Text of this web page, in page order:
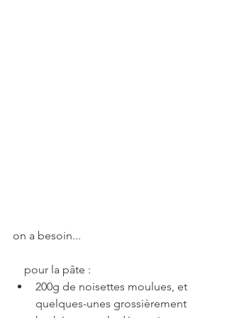
on a besoin...
    pour la pâte :
200g de noisettes moulues, et
quelques-unes grossièrement